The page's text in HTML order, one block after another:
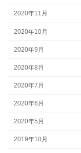
2020年11月
2020年10月
2020年9月
2020年8月
2020年7月
2020年6月
2020年5月
2019年10月